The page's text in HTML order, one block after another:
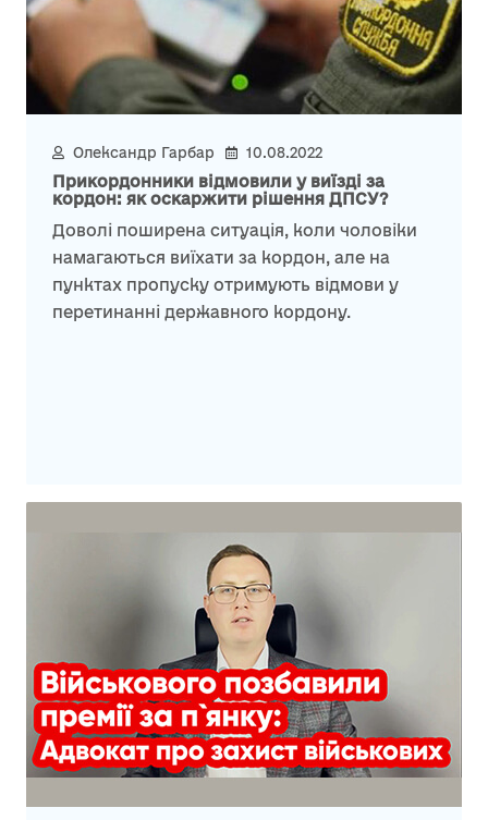
Олександр Гарбар 10.08.2022
Прикордонники відмовили у виїзді за
кордон: як оскаржити рішення ДПСУ?
Доволі поширена ситуація, коли чоловіки
намагаються виїхати за кордон, але на
пунктах пропуску отримують відмови у
перетинанні державного кордону.